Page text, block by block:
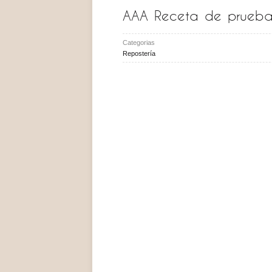
AAA Receta de
Categorias
Repostería